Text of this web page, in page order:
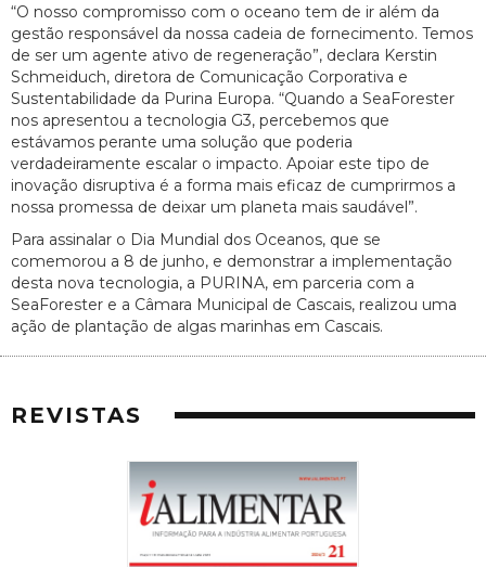
“O nosso compromisso com o oceano tem de ir além da
gestão responsável da nossa cadeia de fornecimento. Temos
de ser um agente ativo de regeneração”, declara Kerstin
Schmeiduch, diretora de Comunicação Corporativa e
Sustentabilidade da Purina Europa. “Quando a SeaForester
nos apresentou a tecnologia G3, percebemos que
estávamos perante uma solução que poderia
verdadeiramente escalar o impacto. Apoiar este tipo de
inovação disruptiva é a forma mais eficaz de cumprirmos a
nossa promessa de deixar um planeta mais saudável”.
Para assinalar o Dia Mundial dos Oceanos, que se
comemorou a 8 de junho, e demonstrar a implementação
desta nova tecnologia, a PURINA, em parceria com a
SeaForester e a Câmara Municipal de Cascais, realizou uma
ação de plantação de algas marinhas em Cascais.
REVISTAS